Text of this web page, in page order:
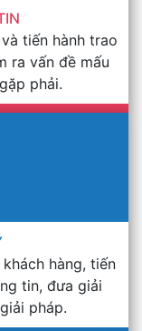
tiến hành trao
ra vấn đề mấu
phải.
hàng, tiến
tin, đưa giải
pháp.